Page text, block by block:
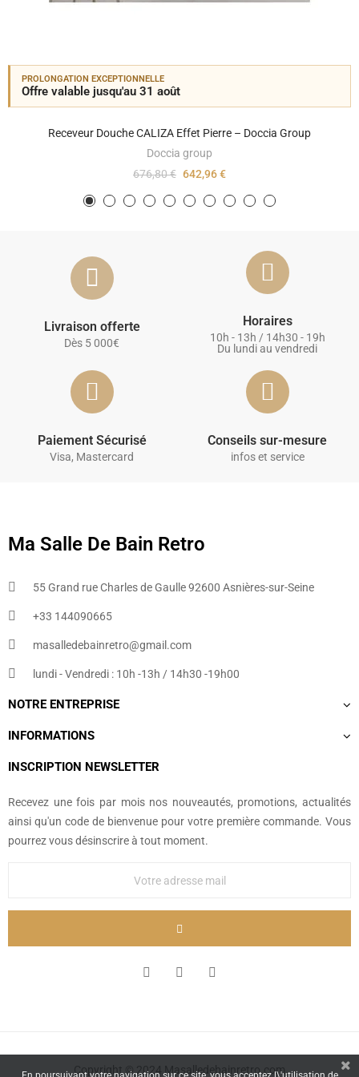
PROLONGATION EXCEPTIONNELLE
Offre valable jusqu'au 31 août
Receveur Douche CALIZA Effet Pierre – Doccia Group
Doccia group
676,80 € 642,96 €
Livraison offerte
Dès 5 000€
Horaires
10h - 13h / 14h30 - 19h
Du lundi au vendredi
Paiement Sécurisé
Visa, Mastercard
Conseils sur-mesure
infos et service
Ma Salle De Bain Retro
55 Grand rue Charles de Gaulle 92600 Asnières-sur-Seine
+33 144090665​
masalledebainretro@gmail.com
lundi - Vendredi : 10h -13h / 14h30 -19h00
NOTRE ENTREPRISE
INFORMATIONS
INSCRIPTION NEWSLETTER
Recevez une fois par mois nos nouveautés, promotions, actualités
ainsi qu'un code de bienvenue pour votre première commande. Vous
pourrez vous désinscrire à tout moment.
Copyright © 2024 Masalledebainretro.com